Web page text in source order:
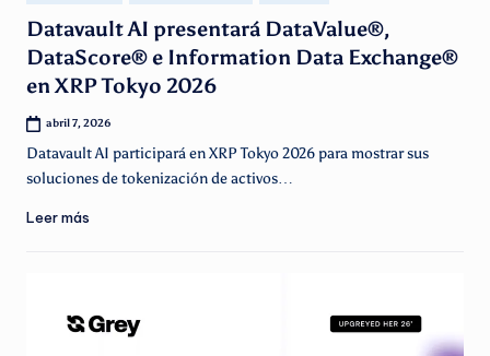
en
Datavault AI presentará DataValue®,
DataScore® e Information Data Exchange®
en XRP Tokyo 2026
abril 7, 2026
Datavault AI participará en XRP Tokyo 2026 para mostrar sus
soluciones de tokenización de activos…
Leer más